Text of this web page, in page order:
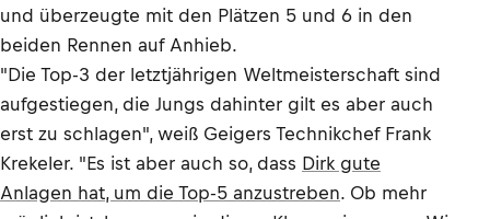
und überzeugte mit den Plätzen 5 und 6 in den
beiden Rennen auf Anhieb.
"Die Top-3 der letztjährigen Weltmeisterschaft sind
aufgestiegen, die Jungs dahinter gilt es aber auch
erst zu schlagen", weiß Geigers Technikchef Frank
Krekeler. "Es ist aber auch so, dass Dirk gute
Anlagen hat, um die Top-5 anzustreben. Ob mehr